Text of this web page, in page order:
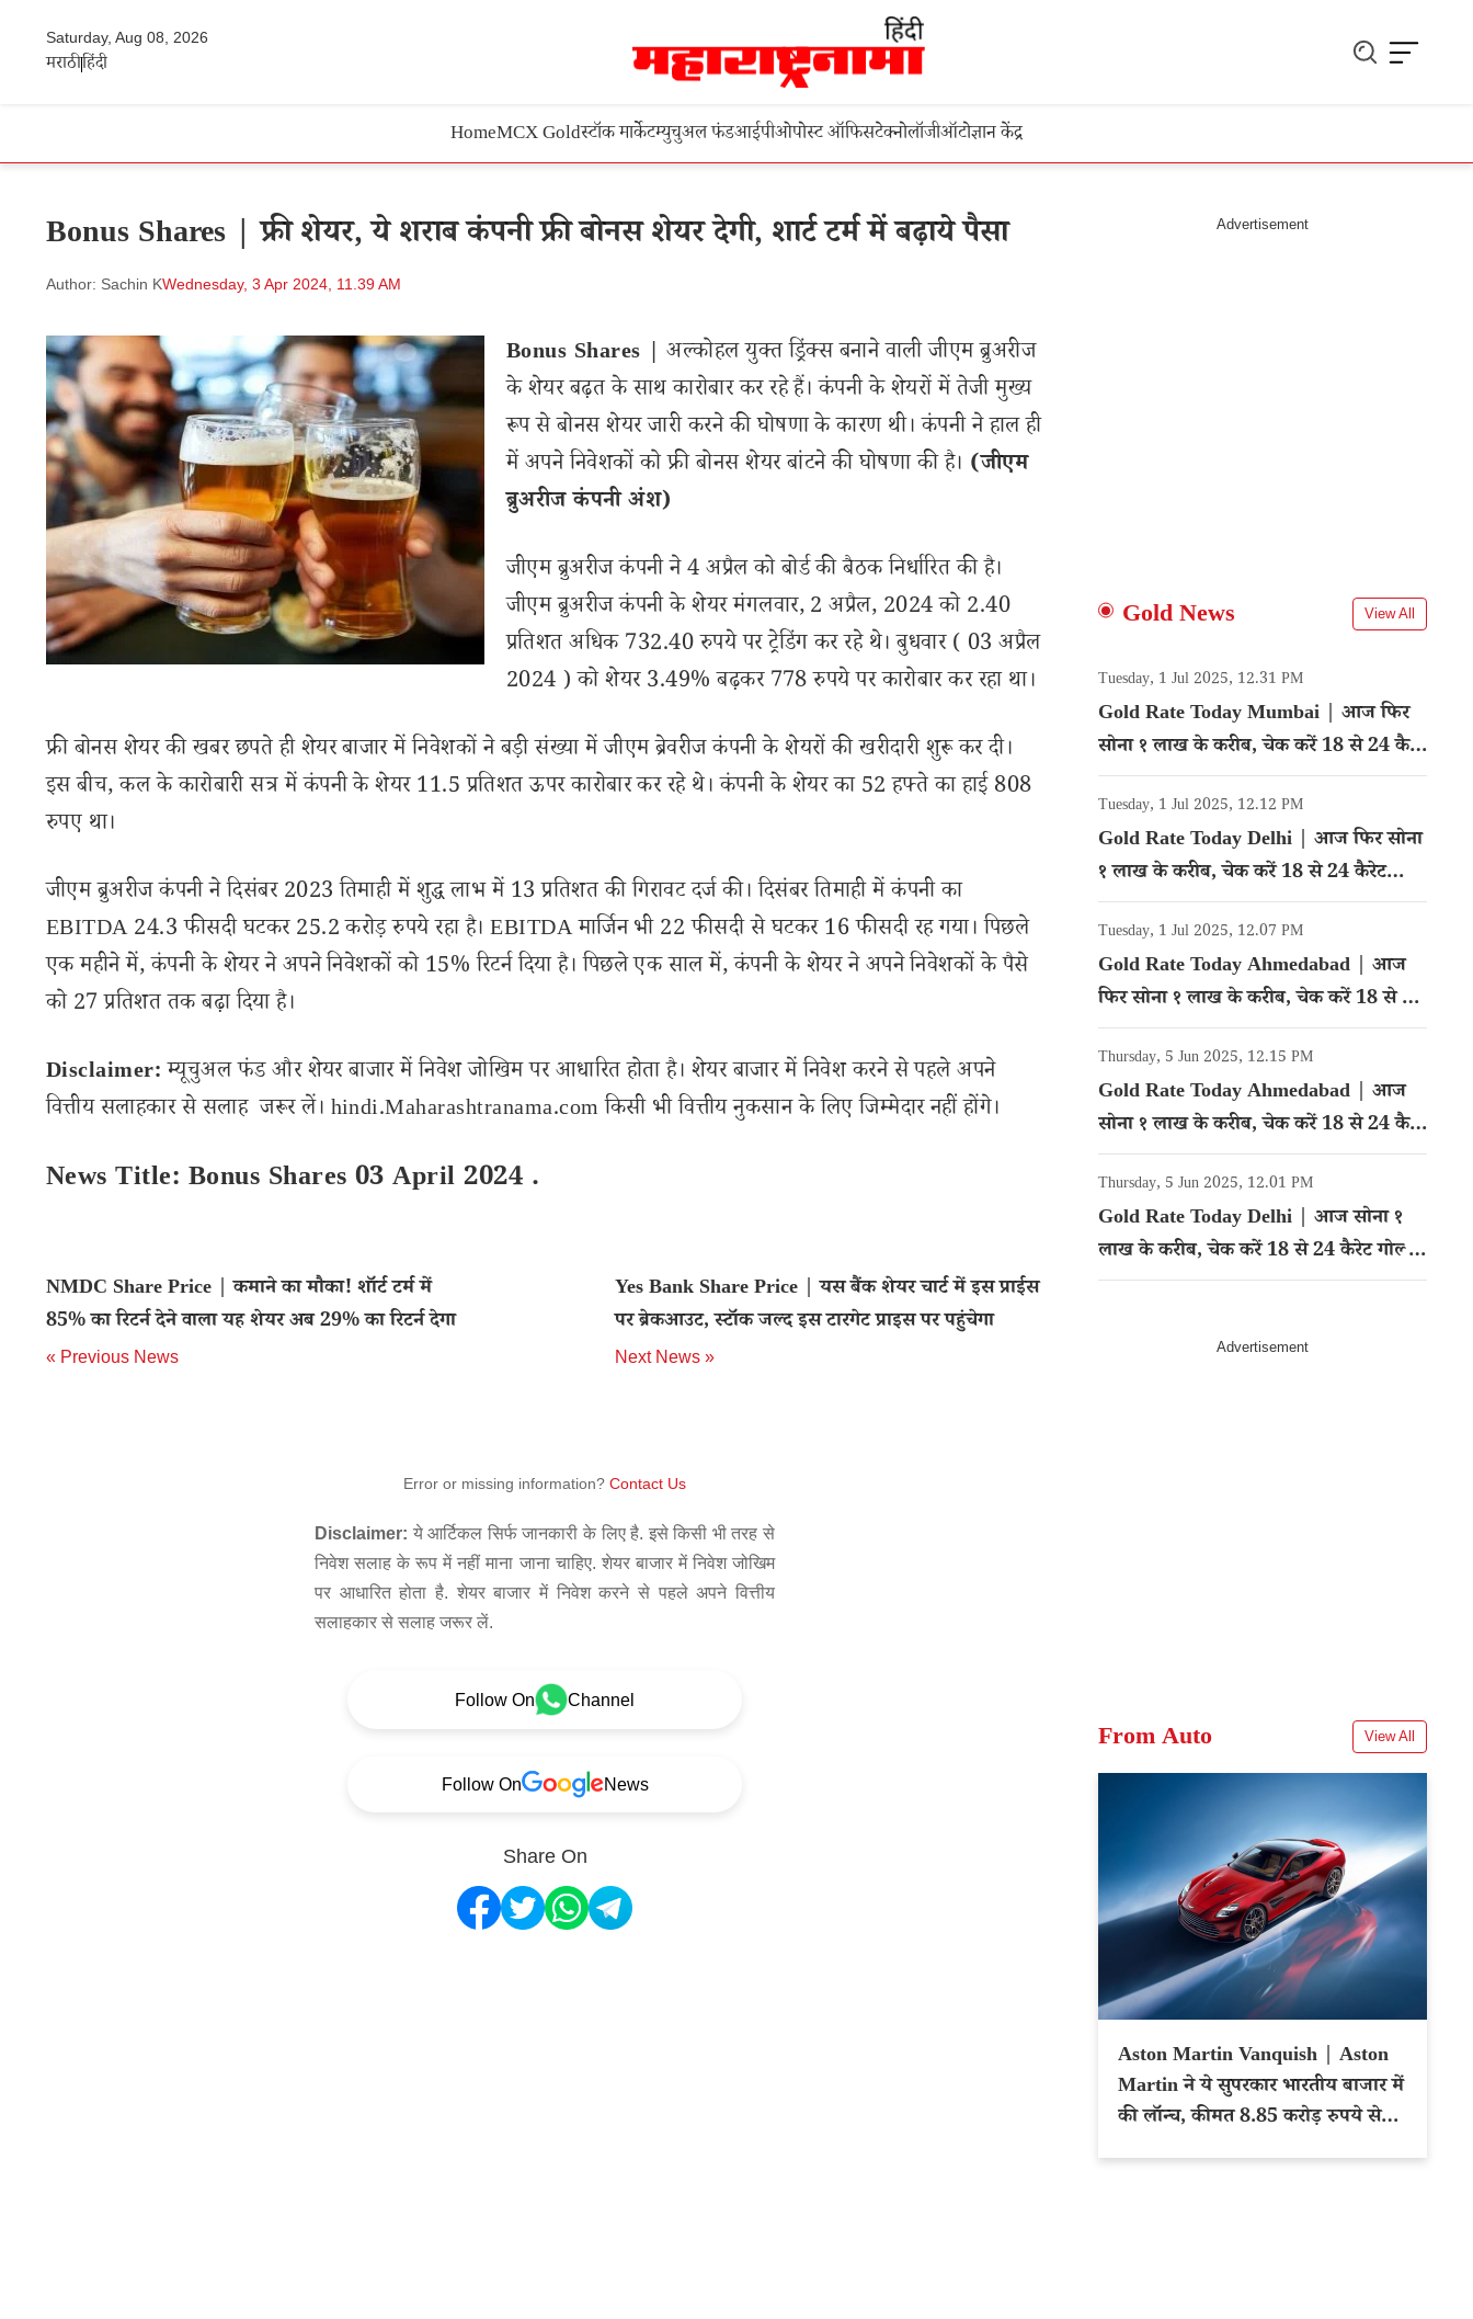
Saturday, Aug 08, 2026
मराठीहिंदी
HomeMCX Goldस्टॉक मार्केटम्युचुअल फंडआईपीओपोस्ट ऑफिसटेक्नोलॉजीऑटोज्ञान केंद्र
Bonus Shares | फ्री शेयर, ये शराब कंपनी फ्री बोनस शेयर देगी, शार्ट टर्म में बढ़ाये पैसा
Author: Sachin KWednesday, 3 Apr 2024, 11.39 AM
Bonus Shares | अल्कोहल युक्त ड्रिंक्स बनाने वाली जीएम ब्रुअरीज
के शेयर बढ़त के साथ कारोबार कर रहे हैं। कंपनी के शेयरों में तेजी मुख्य
रूप से बोनस शेयर जारी करने की घोषणा के कारण थी। कंपनी ने हाल ही
में अपने निवेशकों को फ्री बोनस शेयर बांटने की घोषणा की है। (जीएम
ब्रुअरीज कंपनी अंश)
जीएम ब्रुअरीज कंपनी ने 4 अप्रैल को बोर्ड की बैठक निर्धारित की है।
जीएम ब्रुअरीज कंपनी के शेयर मंगलवार, 2 अप्रैल, 2024 को 2.40
प्रतिशत अधिक 732.40 रुपये पर ट्रेडिंग कर रहे थे। बुधवार ( 03 अप्रैल
2024 ) को शेयर 3.49% बढ़कर 778 रुपये पर कारोबार कर रहा था।
फ्री बोनस शेयर की खबर छपते ही शेयर बाजार में निवेशकों ने बड़ी संख्या में जीएम ब्रेवरीज कंपनी के शेयरों की खरीदारी शुरू कर दी।
इस बीच, कल के कारोबारी सत्र में कंपनी के शेयर 11.5 प्रतिशत ऊपर कारोबार कर रहे थे। कंपनी के शेयर का 52 हफ्ते का हाई 808
रुपए था।
जीएम ब्रुअरीज कंपनी ने दिसंबर 2023 तिमाही में शुद्ध लाभ में 13 प्रतिशत की गिरावट दर्ज की। दिसंबर तिमाही में कंपनी का
EBITDA 24.3 फीसदी घटकर 25.2 करोड़ रुपये रहा है। EBITDA मार्जिन भी 22 फीसदी से घटकर 16 फीसदी रह गया। पिछले
एक महीने में, कंपनी के शेयर ने अपने निवेशकों को 15% रिटर्न दिया है। पिछले एक साल में, कंपनी के शेयर ने अपने निवेशकों के पैसे
को 27 प्रतिशत तक बढ़ा दिया है।
Disclaimer:म्यूचुअल फंड और शेयर बाजार में निवेश जोखिम पर आधारित होता है। शेयर बाजार में निवेश करने से पहले अपने
वित्तीय सलाहकार से सलाह जरूर लें। hindi.Maharashtranama.com किसी भी वित्तीय नुकसान के लिए जिम्मेदार नहीं होंगे।
News Title: Bonus Shares 03 April 2024 .
NMDC Share Price | कमाने का मौका! शॉर्ट टर्म में
85% का रिटर्न देने वाला यह शेयर अब 29% का रिटर्न देगा
« Previous News
Yes Bank Share Price | यस बैंक शेयर चार्ट में इस प्राईस
पर ब्रेकआउट, स्टॉक जल्द इस टारगेट प्राइस पर पहुंचेगा
Next News »
Error or missing information? Contact Us
Disclaimer: ये आर्टिकल सिर्फ जानकारी के लिए है. इसे किसी भी तरह से
निवेश सलाह के रूप में नहीं माना जाना चाहिए. शेयर बाजार में निवेश जोखिम
पर आधारित होता है. शेयर बाजार में निवेश करने से पहले अपने वित्तीय
सलाहकार से सलाह जरूर लें.
Follow On Channel
Follow On News
Share On
Gold News View All
Tuesday, 1 Jul 2025, 12.31 PM
Gold Rate Today Mumbai | आज फिर
सोना १ लाख के करीब, चेक करें 18 से 24 कैरेट
गोल्ड का रेट
Tuesday, 1 Jul 2025, 12.12 PM
Gold Rate Today Delhi | आज फिर सोना
१ लाख के करीब, चेक करें 18 से 24 कैरेट
गोल्ड का रेट
Tuesday, 1 Jul 2025, 12.07 PM
Gold Rate Today Ahmedabad | आज
फिर सोना १ लाख के करीब, चेक करें 18 से 24
कैरेट गोल्ड का रेट
Thursday, 5 Jun 2025, 12.15 PM
Gold Rate Today Ahmedabad | आज
सोना १ लाख के करीब, चेक करें 18 से 24 कैरेट
गोल्ड का रेट
Thursday, 5 Jun 2025, 12.01 PM
Gold Rate Today Delhi | आज सोना १
लाख के करीब, चेक करें 18 से 24 कैरेट गोल्ड
का रेट
From Auto View All
Aston Martin Vanquish | Aston
Martin ने ये सुपरकार भारतीय बाजार में
की लॉन्च, कीमत 8.85 करोड़ रुपये से